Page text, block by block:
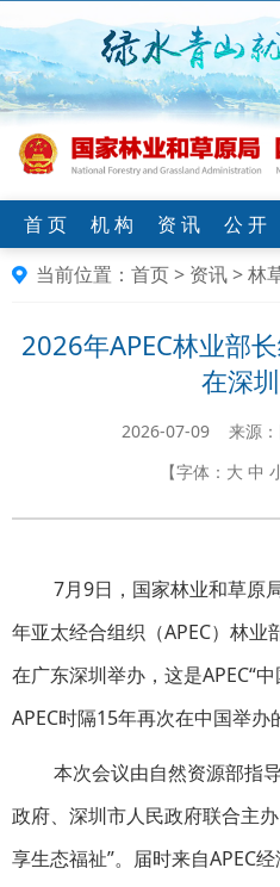
首 页 机 构 资 讯 公 开
当前位置： 首页> 资讯>林
2026年APEC林业部
在深
2026-07-09 来源：
【字体： 大 中
7月9日，国家林业和草原
年亚太经合组织（APEC）林
在广东深圳举办，这是APEC“
APEC时隔15年再次在中国举办
本次会议由自然资源部指
政府、深圳市人民政府联合主
享生态福祉”。届时来自APEC